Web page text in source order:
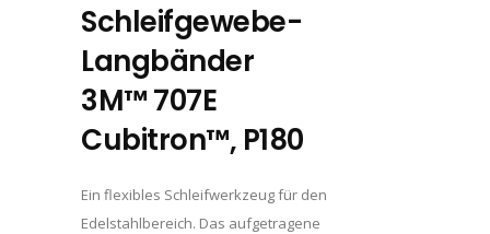
Schleifgewebe-
Langbänder
3M™ 707E
Cubitron™, P180
Ein flexibles Schleifwerkzeug für den
Edelstahlbereich. Das aufgetragene